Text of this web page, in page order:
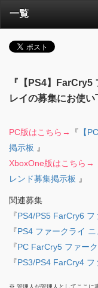
一覧
『【PS4】FarCry5
レイの募集にお使い
PC版はこちら→ 『 【
掲示板 』
XboxOne版はこちら→
レンド募集掲示板 』
関連募集
『PS4/PS5 FarCry6 フ
『PS4 ファークライ
『PC FarCry5 ファー
『PS3/PS4 FarCry4 フ
※ 管理人が管理人としてここに